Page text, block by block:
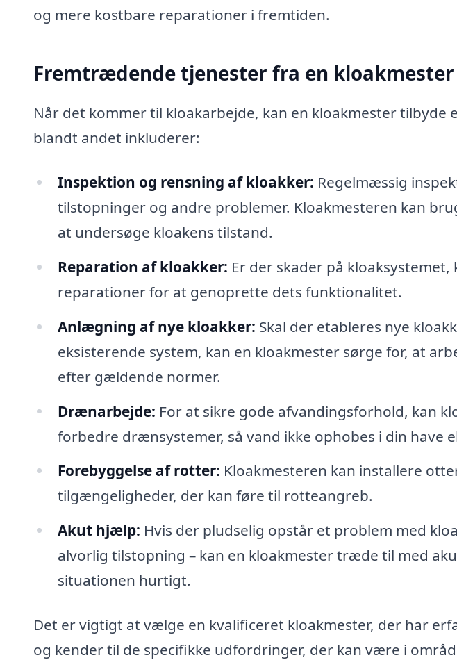
og mere kostbare reparationer i fremtiden.
Fremtrædende tjenester fra en kloakmester
Når det kommer til kloakarbejde, kan en kloakmester tilbyde
blandt andet inkluderer:
Inspektion og rensning af kloakker: Regelmæssig
tilstopninger og andre problemer. Kloakmesteren kan
at undersøge kloakens tilstand.
Reparation af kloakker: Er der skader på
reparationer for at genoprette dets funktionalitet.
Anlægning af nye kloakker: Skal der etableres nye
eksisterende system, kan en kloakmester sørge for, at
efter gældende normer.
Drænarbejde: For at sikre gode afvandingsforhold, kan
forbedre drænsystemer, så vand ikke ophobes i din have
Forebyggelse af rotter: Kloakmesteren kan installere
tilgængeligheder, der kan føre til rotteangreb.
Akut hjælp: Hvis der pludselig opstår et problem med
alvorlig tilstopning – kan en kloakmester træde til med
situationen hurtigt.
Det er vigtigt at vælge en kvalificeret kloakmester, der har
og kender til de specifikke udfordringer, der kan være i